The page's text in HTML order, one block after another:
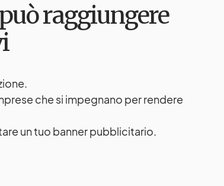
raggiungere
che si impegnano per rendere
un tuo banner pubblicitario.